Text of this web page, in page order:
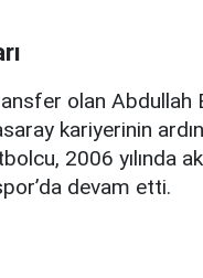
olan Abdullah
kariyerinin
2006 yılında
devam etti.